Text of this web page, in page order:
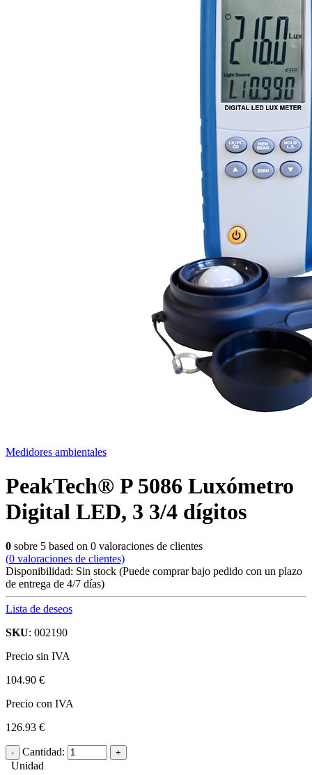
Medidores ambientales
PeakTech® P 5086 Luxómetro
Digital LED, 3 3/4 dígitos
0 sobre 5 based on 0 valoraciones de clientes
(0 valoraciones de clientes)
Disponibilidad: Sin stock (Puede comprar bajo pedido con un plazo
de entrega de 4/7 días)
Lista de deseos
SKU: 002190
Precio sin IVA
104.90 €
Precio con IVA
126.93 €
Cantidad:
Unidad